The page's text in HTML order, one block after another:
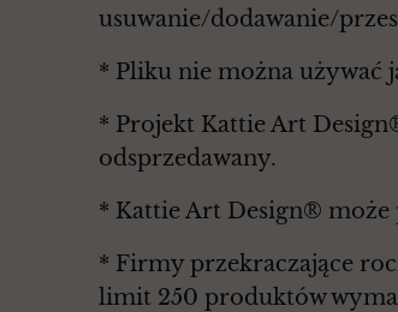
usuwanie/dodawanie/
* Pliku nie można używać
* Projekt Kattie Art
odsprzedawany.
* Kattie Art Design® może
* Firmy przekraczające
limit 250 produktów